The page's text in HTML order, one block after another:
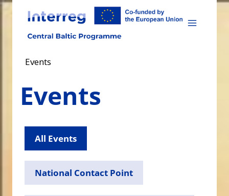
Skip
content
Events
Events
All Events
National Contact Point